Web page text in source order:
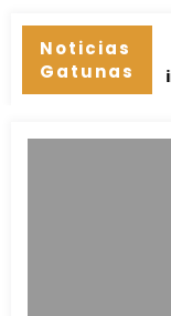
Noticias
Gatunas
el viaje